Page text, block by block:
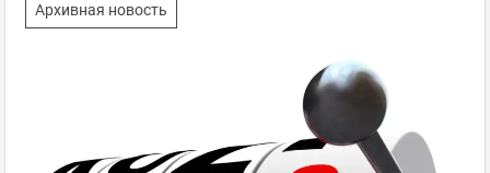
Архивная новость